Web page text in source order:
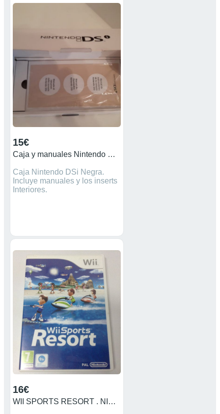
15€
Caja y manuales Nintendo DSi Negra
Caja Nintendo DSi Negra.
Incluye manuales y los inserts
Interiores.
16€
WII SPORTS RESORT . NINTENDO WII